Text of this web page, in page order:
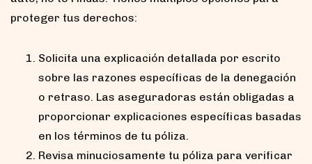
proteger tus derechos:
Solicita una explicación detallada por escrito
sobre las razones específicas de la denegación
o retraso. Las aseguradoras están obligadas a
proporcionar explicaciones específicas basadas
en los términos de tu póliza.
Revisa minuciosamente tu póliza para verificar